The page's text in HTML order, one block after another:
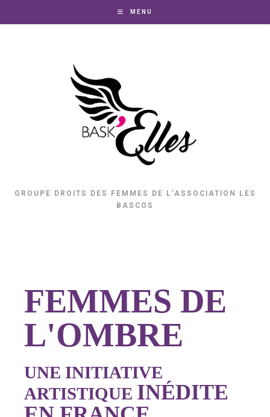
MENU
GROUPE DROITS DES FEMMES DE L’ASSOCIATION LES
BASCOS
FEMMES DE
L'OMBRE
UNE INITIATIVE
ARTISTIQUE INÉDITE